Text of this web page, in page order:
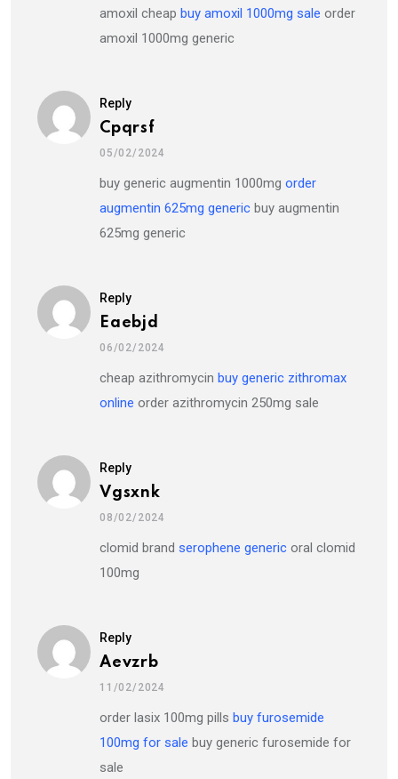
amoxil cheap buy amoxil 1000mg sale order
amoxil 1000mg generic
Reply
Cpqrsf
05/02/2024
buy generic augmentin 1000mg order
augmentin 625mg generic buy augmentin
625mg generic
Reply
Eaebjd
06/02/2024
cheap azithromycin buy generic zithromax
online order azithromycin 250mg sale
Reply
Vgsxnk
08/02/2024
clomid brand serophene generic oral clomid
100mg
Reply
Aevzrb
11/02/2024
order lasix 100mg pills buy furosemide
100mg for sale buy generic furosemide for
sale